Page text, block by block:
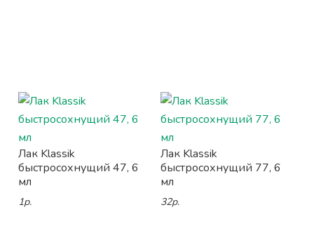
Лак Klassik
быстросохнущий 47, 6
мл
1р.
Лак Klassik
быстросохнущий 77, 6
мл
32р.